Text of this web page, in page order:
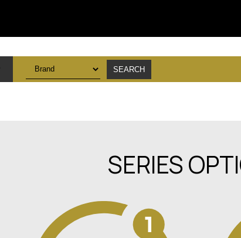
SERIES